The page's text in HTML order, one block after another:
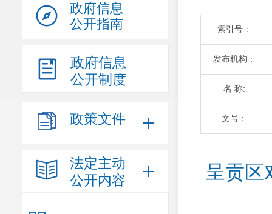
政府信息
公开指南
政府信息
公开制度
政策文件
法定主动
公开内容
索引号：
发布机构：
名 称:
文号：
呈贡区